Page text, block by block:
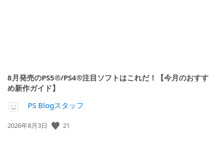
8月発売のPS5®/PS4®注目ソフトはこれだ！【今月のおすす
め新作ガイド】
PS Blogスタッフ
公
2026年8月3日 21